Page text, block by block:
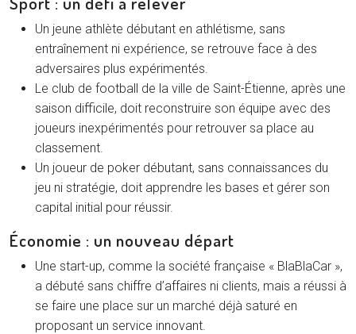
Un jeune athlète débutant en athlétisme, sans
entraînement ni expérience, se retrouve face à des
adversaires plus expérimentés.
Le club de football de la ville de Saint-Étienne, après une
saison difficile, doit reconstruire son équipe avec des
joueurs inexpérimentés pour retrouver sa place au
classement.
Un joueur de poker débutant, sans connaissances du
jeu ni stratégie, doit apprendre les bases et gérer son
capital initial pour réussir.
Économie : un nouveau départ
Une start-up, comme la société française « BlaBlaCar »,
a débuté sans chiffre d’affaires ni clients, mais a réussi à
se faire une place sur un marché déjà saturé en
proposant un service innovant.